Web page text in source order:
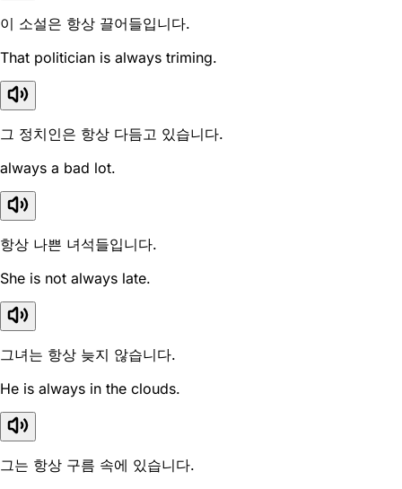
이 소설은 항상 끌어들입니다.
That politician is always triming.
그 정치인은 항상 다듬고 있습니다.
always a bad lot.
항상 나쁜 녀석들입니다.
She is not always late.
그녀는 항상 늦지 않습니다.
He is always in the clouds.
그는 항상 구름 속에 있습니다.